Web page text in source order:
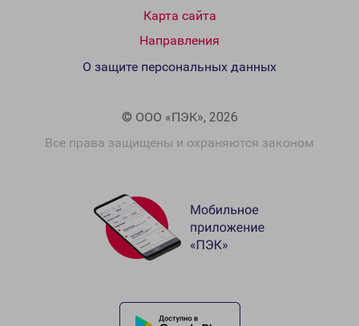
Карта сайта
Направления
© ООО «ПЭК», 2026
Все права защищены и охраняются законом
О защите персональных данных